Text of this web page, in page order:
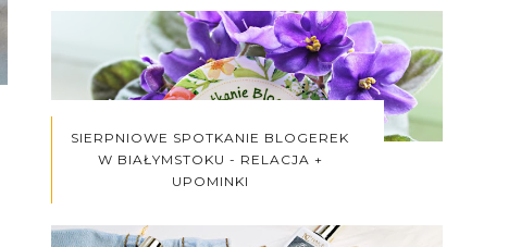
SIERPNIOWE SPOTKANIE BLOGEREK
W BIAŁYMSTOKU - RELACJA +
UPOMINKI